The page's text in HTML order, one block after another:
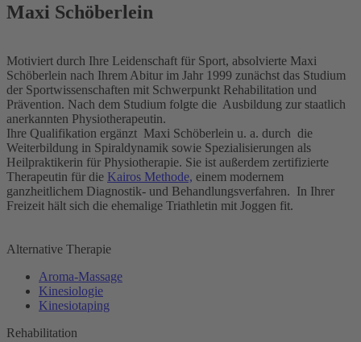
Maxi Schöberlein
Motiviert durch Ihre Leidenschaft für Sport, absolvierte Maxi
Schöberlein nach Ihrem Abitur im Jahr 1999 zunächst das Studium
der Sportwissenschaften mit Schwerpunkt Rehabilitation und
Prävention. Nach dem Studium folgte die Ausbildung zur staatlich
anerkannten Physiotherapeutin.
Ihre Qualifikation ergänzt Maxi Schöberlein u. a. durch die
Weiterbildung in Spiraldynamik sowie Spezialisierungen als
Heilpraktikerin für Physiotherapie. Sie ist außerdem zertifizierte
Therapeutin für die Kairos Methode, einem modernem
ganzheitlichem Diagnostik- und Behandlungsverfahren. In Ihrer
Freizeit hält sich die ehemalige Triathletin mit Joggen fit.
Alternative Therapie
Aroma-Massage
Kinesiologie
Kinesiotaping
Rehabilitation